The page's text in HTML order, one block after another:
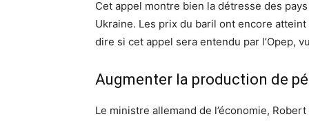
Cet appel montre bien la détresse des
Ukraine. Les prix du baril ont encore
dire si cet appel sera entendu par l’Opep,
Augmenter la production de
Le ministre allemand de l’économie,